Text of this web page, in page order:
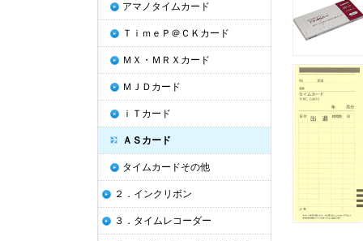
アマノタイムカード
ＴｉｍｅＰ＠ＣＫカード
ＭＸ・ＭＲＸカード
ＭＪＤカード
ｉＴカード
ＡＳカード
タイムカードその他
２．インクリボン
３．タイムレコーダー